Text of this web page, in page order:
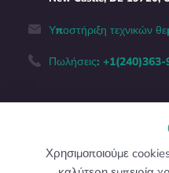
Υποστήριξη τεχνικών
Πωλήσεις: +1(240)363-
Χρησιμοποιούμε